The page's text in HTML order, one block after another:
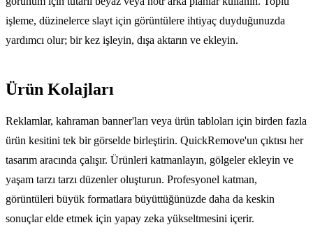
işleme, düzinelerce slayt için görüntülere ihtiyaç duyduğunuzda
yardımcı olur; bir kez işleyin, dışa aktarın ve ekleyin.
Ürün Kolajları
Reklamlar, kahraman banner'ları veya ürün tabloları için birden fazla
ürün kesitini tek bir görselde birleştirin. QuickRemove'un çıktısı her
tasarım aracında çalışır. Ürünleri katmanlayın, gölgeler ekleyin ve
yaşam tarzı tarzı düzenler oluşturun. Profesyonel katman,
görüntüleri büyük formatlara büyüttüğünüzde daha da keskin
sonuçlar elde etmek için yapay zeka yükseltmesini içerir.